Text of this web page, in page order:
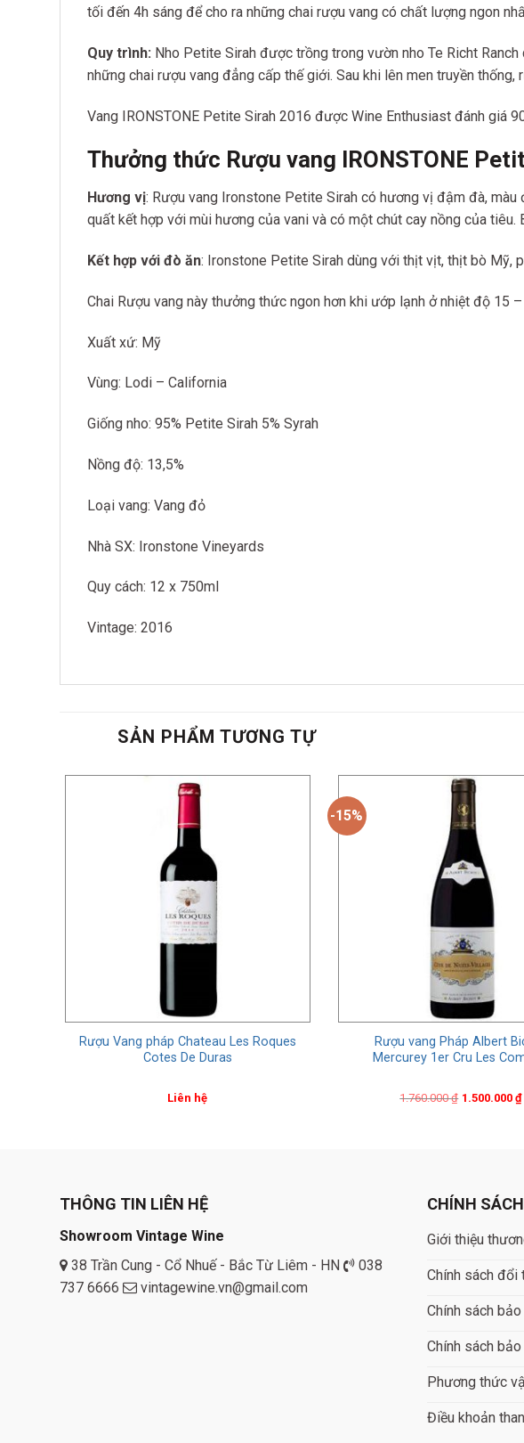
tối đến 4h sáng để cho ra những chai rượu vang có chất lượng ngon
Quy trình: Nho Petite Sirah được trồng trong vườn nho Te Richt
những chai rượu vang đẳng cấp thế giới. Sau khi lên men truyền
Vang IRONSTONE Petite Sirah 2016 được Wine Enthusiast đánh giá
Thưởng thức Rượu vang IRONSTONE
Hương vị: Rượu vang Ironstone Petite Sirah có hương vị đậm đà,
quất kết hợp với mùi hương của vani và có một chút cay nồng của
Kết hợp với đò ăn: Ironstone Petite Sirah dùng với thịt vịt, thịt bò Mỹ,
Chai Rượu vang này thưởng thức ngon hơn khi ướp lạnh ở nhiệt độ 15
Xuất xứ: Mỹ
Vùng: Lodi – California
Giống nho: 95% Petite Sirah 5% Syrah
Nồng độ: 13,5%
Loại vang: Vang đỏ
Nhà SX: Ironstone Vineyards
Quy cách: 12 x 750ml
Vintage: 2016
SẢN PHẨM TƯƠNG TỰ
Rượu Vang pháp Chateau Les Roques
Cotes De Duras
Liên hệ
-15%
Rượu vang Pháp Albert
Mercurey 1er Cru Les
1.760.000₫
Original
1.500.000₫
Current
THÔNG TIN LIÊN HỆ
Showroom Vintage Wine
38 Trần Cung - Cổ Nhuế - Bắc Từ Liêm - HN
038
737 6666
vintagewine.vn@gmail.com
CHÍNH
Giới thiệu
Chính sách đổi
Chính sách
Chính sách bảo
Phương thức
Điều khoản